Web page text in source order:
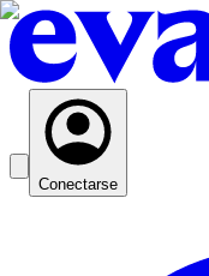
Conectarse